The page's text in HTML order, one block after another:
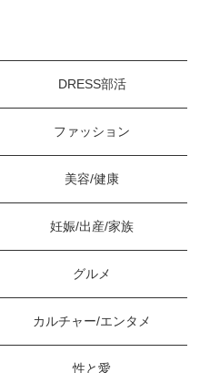
DRESS部活
ファッション
美容/健康
妊娠/出産/家族
グルメ
カルチャー/エンタメ
性と愛